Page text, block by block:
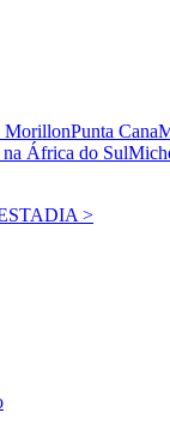
MorillonPunta Cana
na África do Sul
>